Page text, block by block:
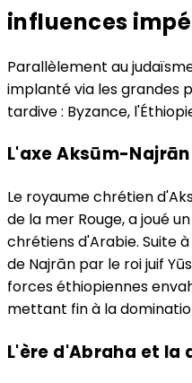
influences
Parallèlement au
implanté via les grandes
tardive : Byzance,
L'axe Aksūm-Najrān
Le royaume chrétien
de la mer Rouge, a joué
chrétiens d'Arabie. Suite
de Najrān par le roi juif
forces éthiopiennes
mettant fin à la
L'ère d'Abraha et